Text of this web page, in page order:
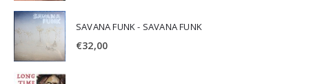
SAVANA FUNK - SAVANA FUNK
€32,00